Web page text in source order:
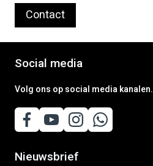
Contact
Social media
Volg ons op social media kanalen.
Nieuwsbrief